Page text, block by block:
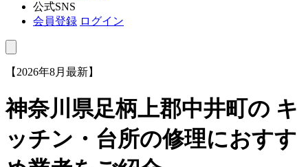
公式SNS
会員登録 ログイン
【2026年8月最新】
神奈川県足柄上郡中井町の キ
ッチン・台所の修理におすす